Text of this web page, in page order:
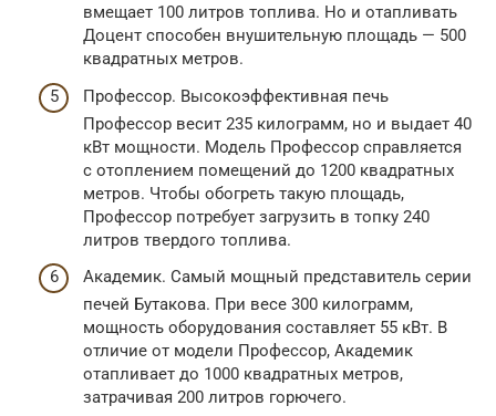
вмещает 100 литров топлива. Но и отапливать
Доцент способен внушительную площадь — 500
квадратных метров.
Профессор. Высокоэффективная печь
Профессор весит 235 килограмм, но и выдает 40
кВт мощности. Модель Профессор справляется
с отоплением помещений до 1200 квадратных
метров. Чтобы обогреть такую площадь,
Профессор потребует загрузить в топку 240
литров твердого топлива.
Академик. Самый мощный представитель серии
печей Бутакова. При весе 300 килограмм,
мощность оборудования составляет 55 кВт. В
отличие от модели Профессор, Академик
отапливает до 1000 квадратных метров,
затрачивая 200 литров горючего.